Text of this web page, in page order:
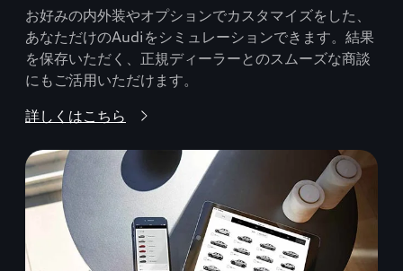
お好みの内外装やオプションでカスタマイズをした、
あなただけのAudiをシミュレーションできます。結果
を保存いただく、正規ディーラーとのスムーズな商談
にもご活用いただけます。
詳しくはこちら